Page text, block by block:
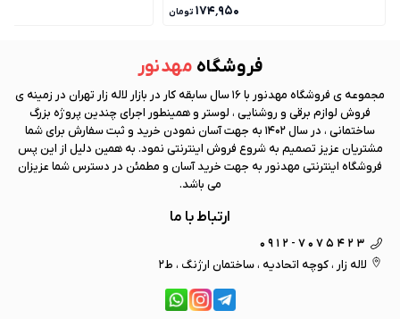
۱۷۴٬۹۵۰ تومان
فروشگاه مهد نور
مجموعه ی فروشگاه مهد نور
با 16 سال سابقه کار در بازار لاله زار تهران در زمینه ی
فروش لوازم برقی و روشنایی ، لوستر و همینطور اجرای چندین پروژه بزرگ
ساختمانی ، در سال 1402 به جهت آسان نمودن خرید و ثبت سفارش برای شما
مشتریان عزیز تصمیم به شروع فروش اینترنتی نمود. به همین دلیل از این پس
فروشگاه اینترنتی مهد نور به جهت خرید آسان و مطمئن در دسترس شما عزیزان
می باشد.
ارتباط با ما
0912-7075423
لاله زار ، کوچه اتحادیه ، ساختمان ارژنگ ، ط2